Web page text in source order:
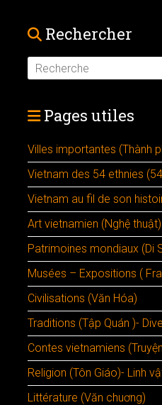
Rechercher
Pages utiles
Villes importantes (Thành
Vietnam des 54 ethnies
Vietnam au fil de son
Art vietnamien (Nghệ thuật)
Patrimoines mondiaux (Di
Musées – Expositions (
Civilisations (Văn Hóa)
Traditions (Tập Quán )-
Contes vietnamiens
Religion (Tôn Giáo)- Linh
Littérature (Văn chuơng)